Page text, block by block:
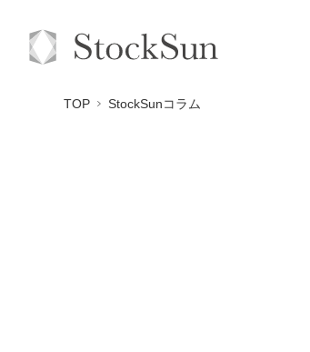
TOP StockSunコラム